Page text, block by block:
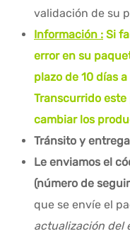
validación de su
Información : Si
error en su
plazo de 10 días
Transcurrido
cambiar los
Tránsito y
Le enviamos el
(número de
que se envíe el
actualización del